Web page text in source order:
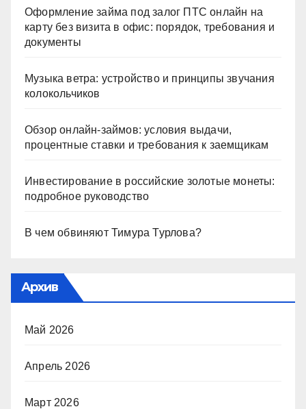
Оформление займа под залог ПТС онлайн на
карту без визита в офис: порядок, требования и
документы
Музыка ветра: устройство и принципы звучания
колокольчиков
Обзор онлайн-займов: условия выдачи,
процентные ставки и требования к заемщикам
Инвестирование в российские золотые монеты:
подробное руководство
В чем обвиняют Тимура Турлова?
Архив
Май 2026
Апрель 2026
Март 2026